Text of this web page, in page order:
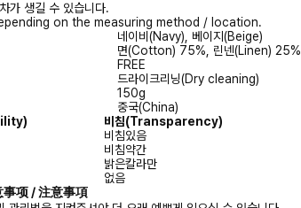
가 생길 수 있습니다.
on the measuring method / location.
네이비(Navy), 베이지(Beige)
면(Cotton) 75%, 린넨(Linen) 25%
FREE
드라이크리닝(Dry cleaning)
150g
중국(China)
비침(Transparency)
비침있음
비침약간
밝은칼라만
없음
项 / 注意事項